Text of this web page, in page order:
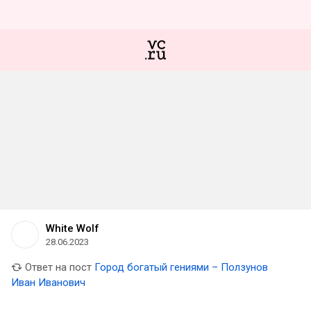
White Wolf
28.06.2023
Ответ на пост Город богатый гениями – Ползунов
Иван Иванович